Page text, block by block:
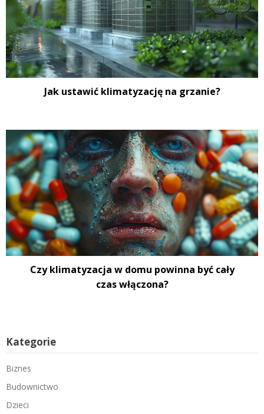
Jak ustawić klimatyzację na grzanie?
Czy klimatyzacja w domu powinna być cały
czas włączona?
Kategorie
Biznes
Budownictwo
Dzieci